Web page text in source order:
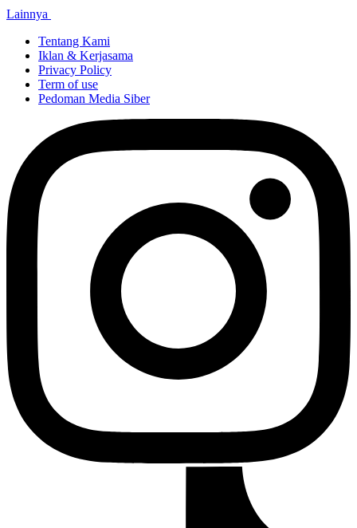
Lainnya
Tentang Kami
Iklan & Kerjasama
Privacy Policy
Term of use
Pedoman Media Siber